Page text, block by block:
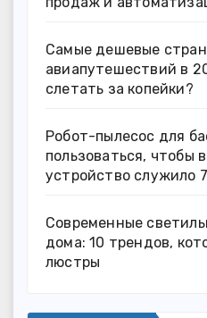
Самые дешевые
авиапутешествий в
слетать за копейки?
Робот-пылесос для
пользоваться, чтобы
устройство служило
Современные
дома: 10 трендов,
люстры